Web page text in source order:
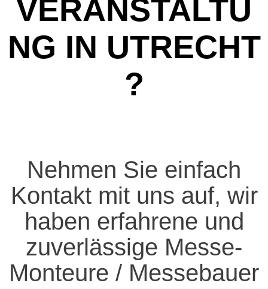
ERANSTALTUN
G IN UTRECHT ?
Nehmen Sie einfach
Kontakt mit uns auf, wir
haben erfahrene und
zuverlässige Messe-
Monteure / Messebauer